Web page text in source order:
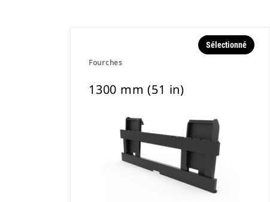
Fourches
Sélectionné
1300 mm (51 in)